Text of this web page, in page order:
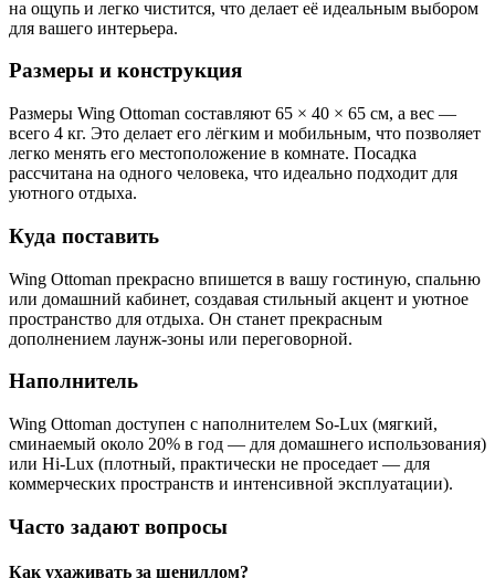
на ощупь и легко чистится, что делает её идеальным выбором
для вашего интерьера.
Размеры и конструкция
Размеры Wing Ottoman составляют 65 × 40 × 65 см, а вес —
всего 4 кг. Это делает его лёгким и мобильным, что позволяет
легко менять его местоположение в комнате. Посадка
рассчитана на одного человека, что идеально подходит для
уютного отдыха.
Куда поставить
Wing Ottoman прекрасно впишется в вашу гостиную, спальню
или домашний кабинет, создавая стильный акцент и уютное
пространство для отдыха. Он станет прекрасным
дополнением лаунж-зоны или переговорной.
Наполнитель
Wing Ottoman доступен с наполнителем So-Lux (мягкий,
сминаемый около 20% в год — для домашнего использования)
или Hi-Lux (плотный, практически не проседает — для
коммерческих пространств и интенсивной эксплуатации).
Часто задают вопросы
Как ухаживать за шениллом?